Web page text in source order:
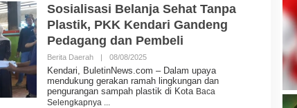
I
N
N
E
S
Sosialisasi Belanja Sehat Tanpa
Plastik, PKK Kendari Gandeng
Pedagang dan Pembeli
Berita Daerah | 08/08/2025O
E
H
B
Kendari, BuletinNews.com – Dalam upaya
mendukung gerakan ramah lingkungan dan
pengurangan sampah plastik di Kota Baca
Selengkapnya